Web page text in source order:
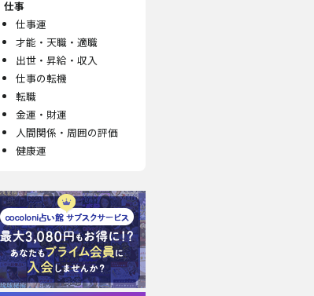
仕事
仕事運
才能・天職・適職
出世・昇給・収入
仕事の転機
転職
金運・財運
人間関係・周囲の評価
健康運